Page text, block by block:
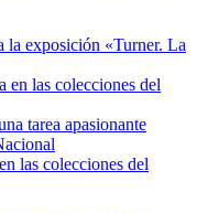
la exposición «Turner. La
en las colecciones del
tarea apasionante
las colecciones del